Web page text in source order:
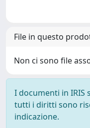
File in questo
Non ci sono file
I documenti in
tutti i diritti sono
indicazione.